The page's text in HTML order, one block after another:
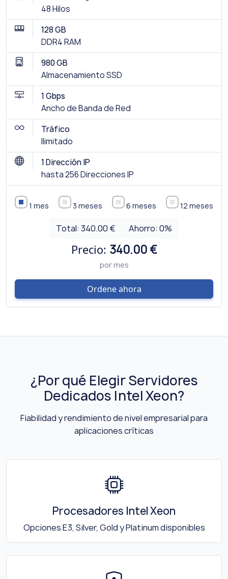
48 Hilos
128 GB
DDR4 RAM
980 GB
Almacenamiento SSD
1 Gbps
Ancho de Banda de Red
Tráfico
Ilimitado
1 Dirección IP
hasta 256 Direcciones IP
1 mes 3 meses 6 meses 12 meses
Total:340.00 € Ahorro: 0%
Precio: 340.00 €
por mes
Ordene ahora
¿Por qué Elegir Servidores
Dedicados Intel Xeon?
Fiabilidad y rendimiento de nivel empresarial para
aplicaciones críticas
Procesadores Intel Xeon
Opciones E3, Silver, Gold y Platinum disponibles